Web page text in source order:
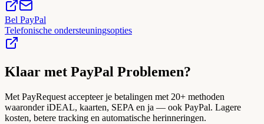
Bel PayPal
Telefonische ondersteuningsopties
Klaar met PayPal Problemen?
Met PayRequest accepteer je betalingen met 20+ methoden
waaronder iDEAL, kaarten, SEPA en ja — ook PayPal. Lagere
kosten, betere tracking en automatische herinneringen.